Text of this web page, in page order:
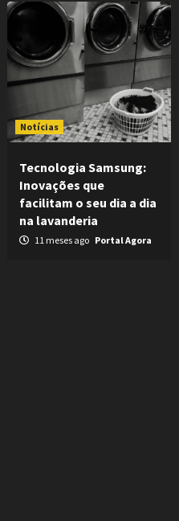
Notícias
Tecnologia Samsung:
Inovações que
facilitam o seu dia a dia
na lavanderia
11 meses ago Portal Agora